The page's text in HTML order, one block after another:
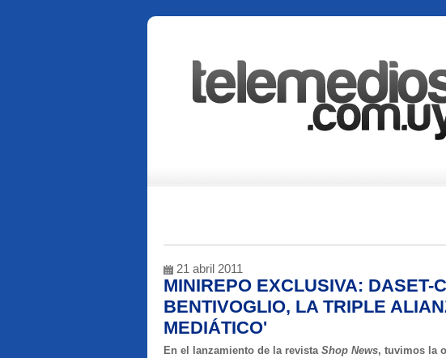
21 abril 2011
MINIREPO EXCLUSIVA: DASET-
BENTIVOGLIO, LA TRIPLE
MEDIÁTICO'
En el lanzamiento de la revista Shop News, tuvimos la